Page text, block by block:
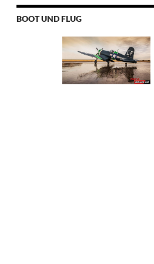
BOOT UND FLUG